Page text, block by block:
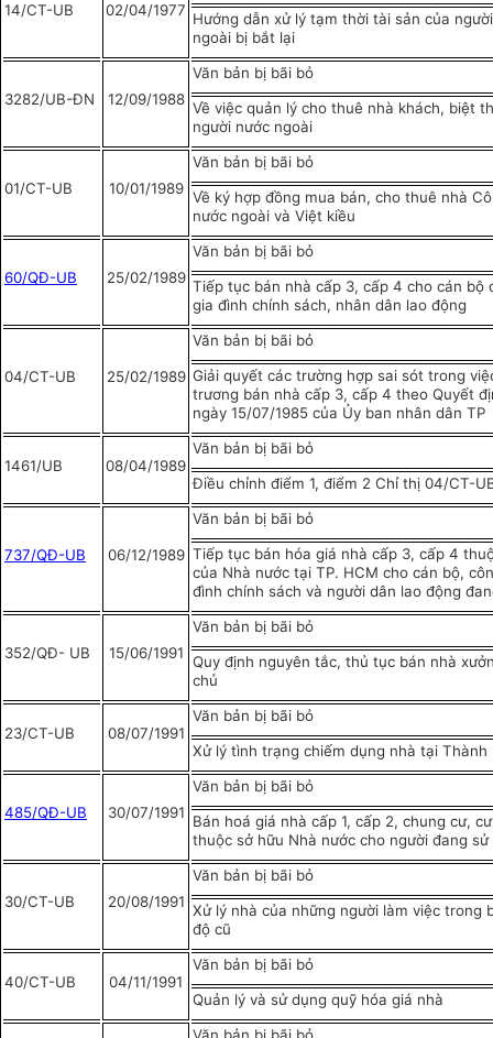
14/CT-UB 02/04/1977 Hướng dẫn xử lý tạm thời tài sản của
ngoài bị bắt lại
3282/UB-ĐN 12/09/1988
Văn bản bị bãi bỏ
Về việc quản lý cho thuê nhà khách, biệt
người nước ngoài
01/CT-UB 10/01/1989
Văn bản bị bãi bỏ
Về ký hợp đồng mua bán, cho thuê nhà
nước ngoài và Việt kiều
60/QĐ-UB 25/02/1989
Văn bản bị bãi bỏ
Tiếp tục bán nhà cấp 3, cấp 4 cho cán bộ
gia đình chính sách, nhân dân lao động
04/CT-UB 25/02/1989
Văn bản bị bãi bỏ
Giải quyết các trường hợp sai sót trong
trương bán nhà cấp 3, cấp 4 theo Quyết
ngày 15/07/1985 của Ủy ban nhân dân TP
1461/UB 08/04/1989
Văn bản bị bãi bỏ
Điều chỉnh điểm 1, điểm 2 Chỉ thị 04/CT-
737/QĐ-UB 06/12/1989
Văn bản bị bãi bỏ
Tiếp tục bán hóa giá nhà cấp 3, cấp 4
của Nhà nước tại TP. HCM cho cán bộ,
đình chính sách và người dân lao động
352/QĐ- UB 15/06/1991
Văn bản bị bãi bỏ
Quy định nguyên tắc, thủ tục bán nhà
chủ
23/CT-UB 08/07/1991
Văn bản bị bãi bỏ
Xử lý tình trạng chiếm dụng nhà tại Thành
485/QĐ-UB 30/07/1991
Văn bản bị bãi bỏ
Bán hoá giá nhà cấp 1, cấp 2, chung cư,
thuộc sở hữu Nhà nước cho người đang sử
30/CT-UB 20/08/1991
Văn bản bị bãi bỏ
Xử lý nhà của những người làm việc trong
độ cũ
40/CT-UB 04/11/1991
Văn bản bị bãi bỏ
Quản lý và sử dụng quỹ hóa giá nhà